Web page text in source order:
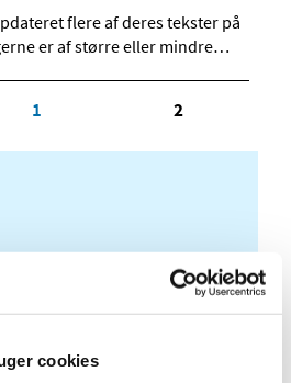
cookies
flere af deres tekster på
er af større eller mindre…
1 2